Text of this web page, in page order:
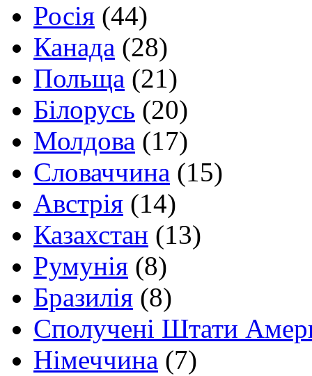
Росія (44)
Канада (28)
Польща (21)
Білорусь (20)
Молдова (17)
Словаччина (15)
Австрія (14)
Казахстан (13)
Румунія (8)
Бразилія (8)
Сполучені Штати
Німеччина (7)